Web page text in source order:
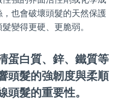
也會破壞頭髮的天然保護
變得更硬、更脆弱。
蛋白質、鋅、鐵質等
頭髮的強韌度與柔順
髮的重要性。